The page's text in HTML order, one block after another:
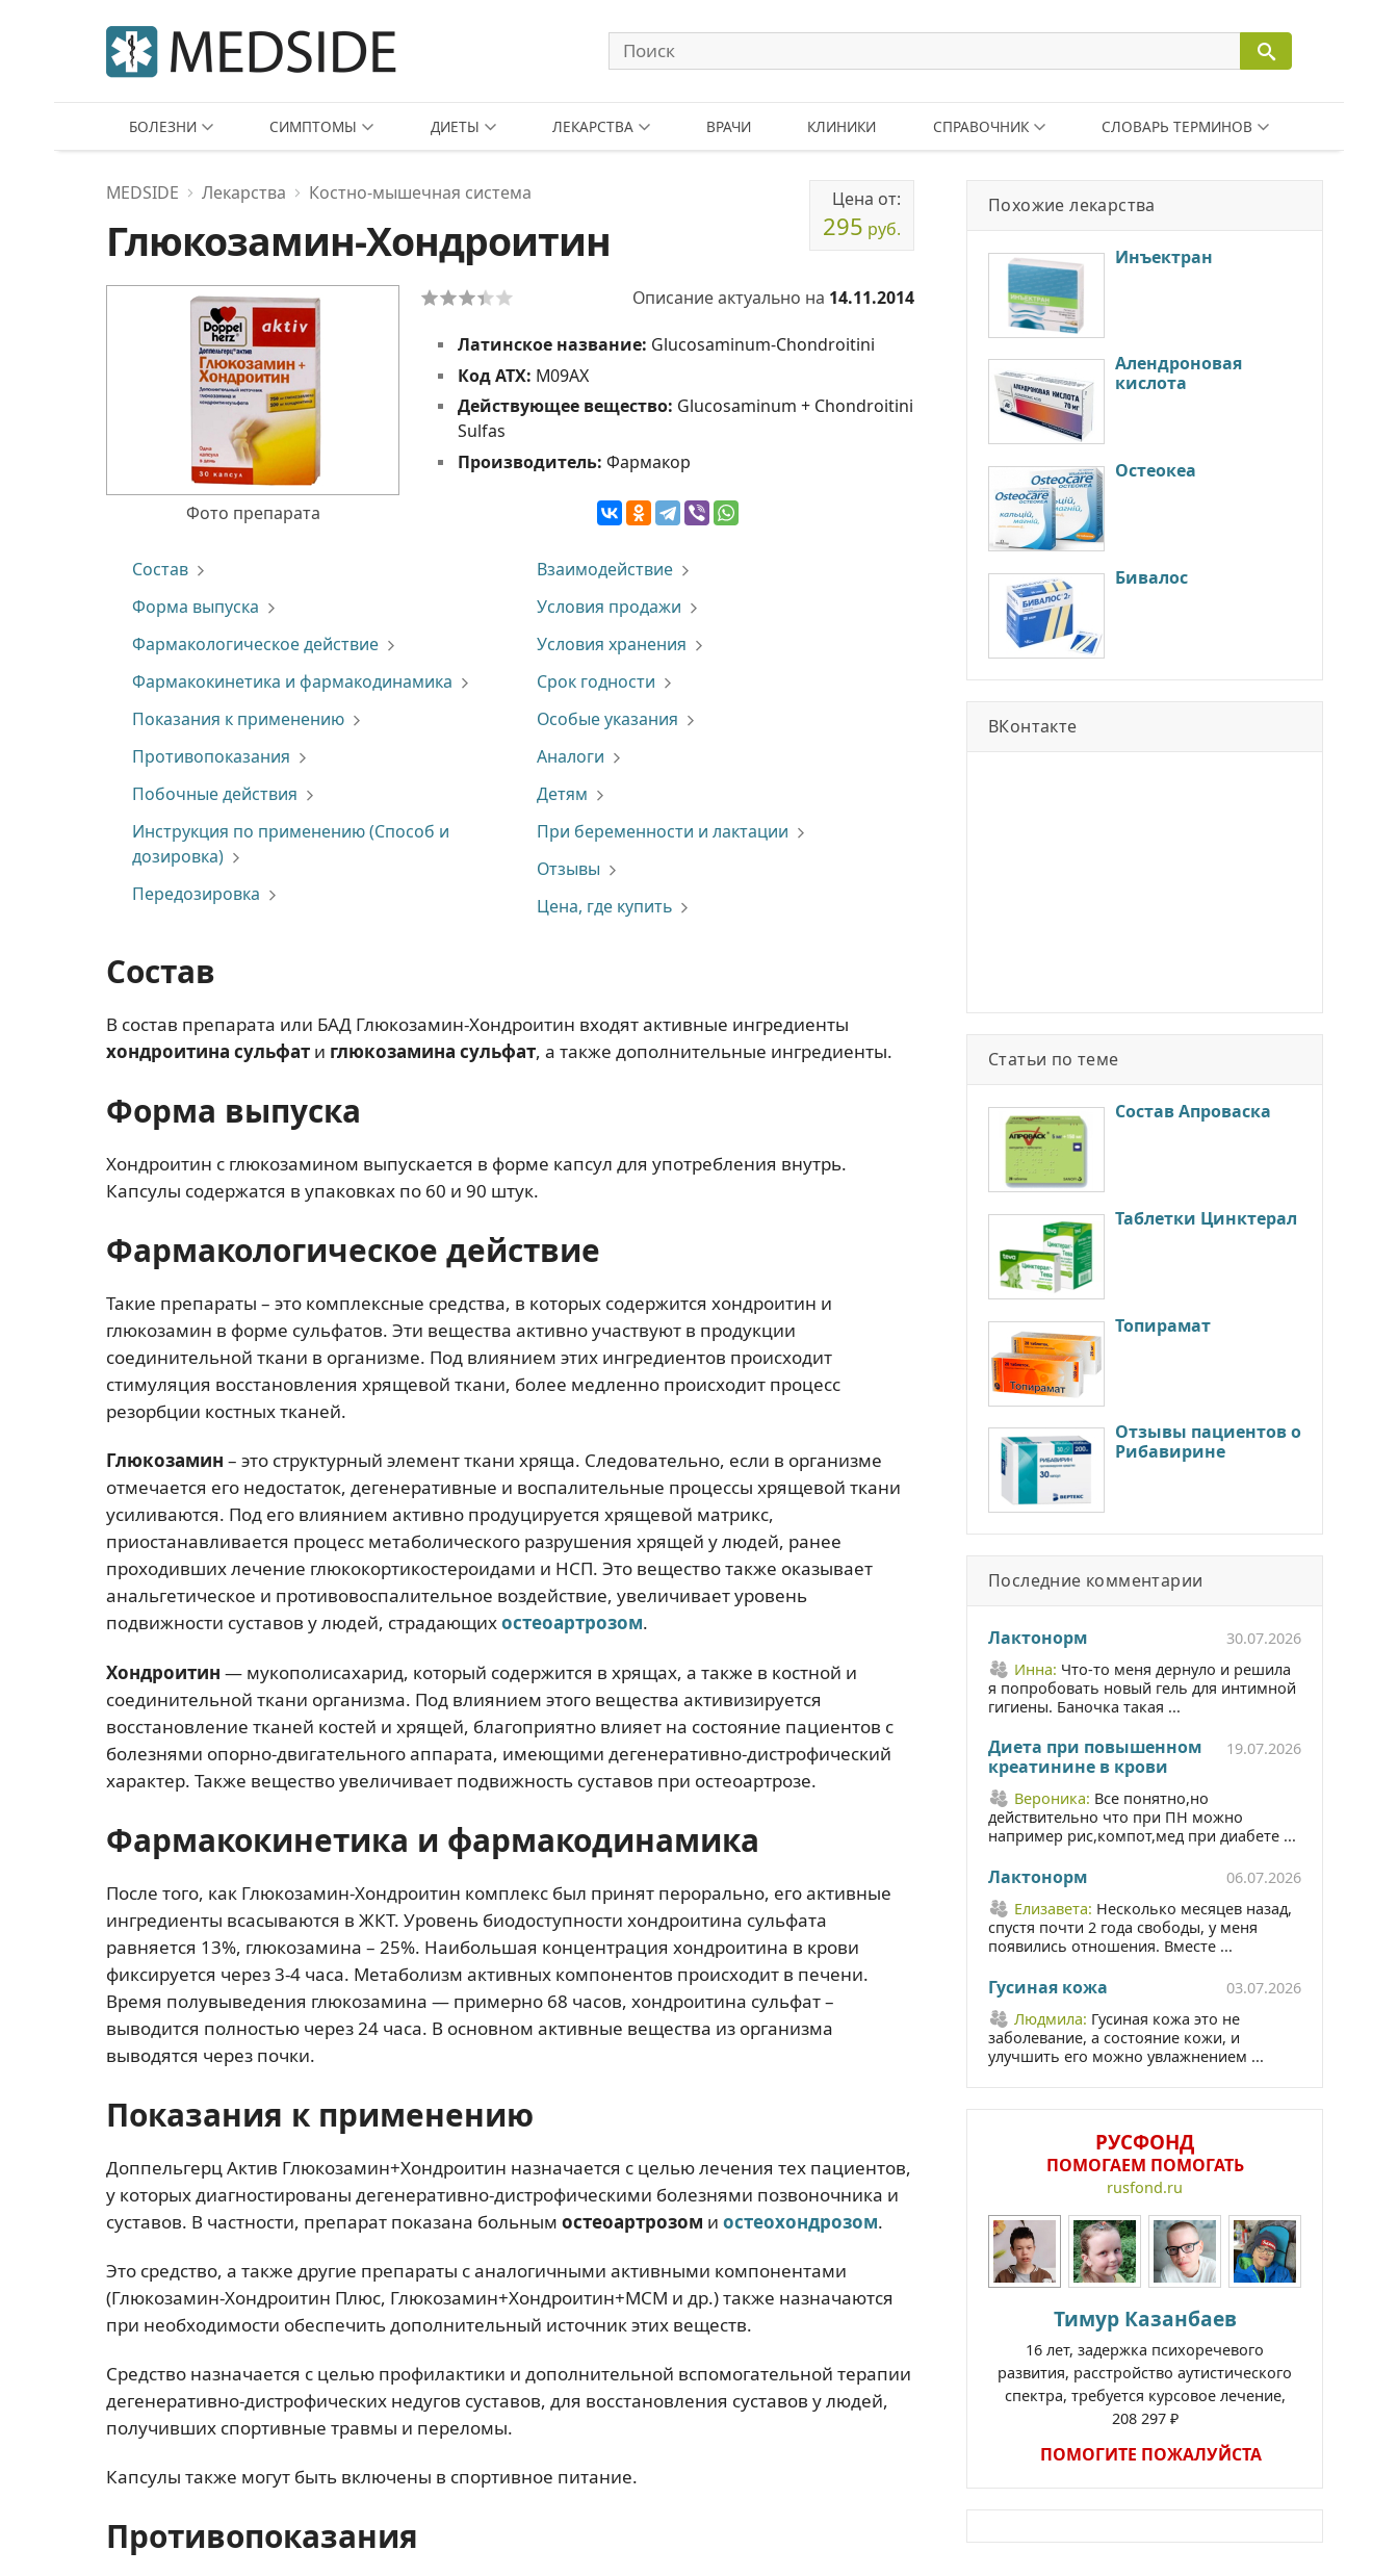
БОЛЕЗНИ СИМПТОМЫ ДИЕТЫ ЛЕКАРСТВА ВРАЧИ КЛИНИКИ СПРАВОЧНИК СЛОВАРЬ ТЕРМИНОВ
MEDSIDE Лекарства Костно-мышечная система
Глюкозамин-Хондроитин
Цена от:
295 руб.
Фото препарата
Описание актуально на 14.11.2014
Латинское название: Glucosaminum-Chondroitini
Код АТХ: M09AX
Действующее вещество: Glucosaminum + Chondroitini
Sulfas
Производитель: Фармакор
Состав
Форма выпуска
Фармакологическое действие
Фармакокинетика и фармакодинамика
Показания к применению
Противопоказания
Побочные действия
Инструкция по применению (Способ и
дозировка)
Передозировка
Взаимодействие
Условия продажи
Условия хранения
Срок годности
Особые указания
Аналоги
Детям
При беременности и лактации
Отзывы
Цена, где купить
Состав
В состав препарата или БАД Глюкозамин-Хондроитин входят активные ингредиенты
хондроитина сульфат и глюкозамина сульфат, а также дополнительные ингредиенты.
Форма выпуска
Хондроитин с глюкозамином выпускается в форме капсул для употребления внутрь.
Капсулы содержатся в упаковках по 60 и 90 штук.
Фармакологическое действие
Такие препараты – это комплексные средства, в которых содержится хондроитин и
глюкозамин в форме сульфатов. Эти вещества активно участвуют в продукции
соединительной ткани в организме. Под влиянием этих ингредиентов происходит
стимуляция восстановления хрящевой ткани, более медленно происходит процесс
резорбции костных тканей.
Глюкозамин – это структурный элемент ткани хряща. Следовательно, если в организме
отмечается его недостаток, дегенеративные и воспалительные процессы хрящевой ткани
усиливаются. Под его влиянием активно продуцируется хрящевой матрикс,
приостанавливается процесс метаболического разрушения хрящей у людей, ранее
проходивших лечение глюкокортикостероидами и НСП. Это вещество также оказывает
анальгетическое и противовоспалительное воздействие, увеличивает уровень
подвижности суставов у людей, страдающихостеоартрозом.
Хондроитин — мукополисахарид, который содержится в хрящах, а также в костной и
соединительной ткани организма. Под влиянием этого вещества активизируется
восстановление тканей костей и хрящей, благоприятно влияет на состояние пациентов с
болезнями опорно-двигательного аппарата, имеющими дегенеративно-дистрофический
характер. Также вещество увеличивает подвижность суставов при остеоартрозе.
Фармакокинетика и фармакодинамика
После того, как Глюкозамин-Хондроитин комплекс был принят перорально, его активные
ингредиенты всасываются в ЖКТ. Уровень биодоступности хондроитина сульфата
равняется 13%, глюкозамина – 25%. Наибольшая концентрация хондроитина в крови
фиксируется через 3-4 часа. Метаболизм активных компонентов происходит в печени.
Время полувыведения глюкозамина — примерно 68 часов, хондроитина сульфат –
выводится полностью через 24 часа. В основном активные вещества из организма
выводятся через почки.
Показания к применению
Доппельгерц Актив Глюкозамин+Хондроитин назначается с целью лечения тех пациентов,
у которых диагностированы дегенеративно-дистрофическими болезнями позвоночника и
суставов. В частности, препарат показана больным остеоартрозом и остеохондрозом.
Это средство, а также другие препараты с аналогичными активными компонентами
(Глюкозамин-Хондроитин Плюс, Глюкозамин+Хондроитин+МСМ и др.) также назначаются
при необходимости обеспечить дополнительный источник этих веществ.
Средство назначается с целью профилактики и дополнительной вспомогательной терапии
дегенеративно-дистрофических недугов суставов, для восстановления суставов у людей,
получивших спортивные травмы и переломы.
Капсулы также могут быть включены в спортивное питание.
Противопоказания
Похожие лекарства
Инъектран
Алендроновая
кислота
Остеокеа
Бивалос
ВКонтакте
Статьи по теме
Состав Апроваска
Таблетки Цинктерал
Топирамат
Отзывы пациентов о
Рибавирине
Последние комментарии
Лактонорм
30.07.2026
Инна: Что-то меня дернуло и решила
я попробовать новый гель для интимной
гигиены. Баночка такая ...
Диета при повышенном
креатинине в крови
19.07.2026
Вероника: Все понятно,но
действительно что при ПН можно
например рис,компот,мед при диабете ...
Лактонорм
06.07.2026
Елизавета: Несколько месяцев назад,
спустя почти 2 года свободы, у меня
появились отношения. Вместе ...
Гусиная кожа
03.07.2026
Людмила: Гусиная кожа это не
заболевание, а состояние кожи, и
улучшить его можно увлажнением ...
РУСФОНД
ПОМОГАЕМ ПОМОГАТЬ
rusfond.ru
Тимур Казанбаев
16 лет, задержка психоречевого
развития, расстройство аутистического
спектра, требуется курсовое лечение,
208 297 ₽
ПОМОГИТЕ ПОЖАЛУЙСТА